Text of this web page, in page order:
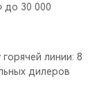
до 30 000
линии: 8
дилеров